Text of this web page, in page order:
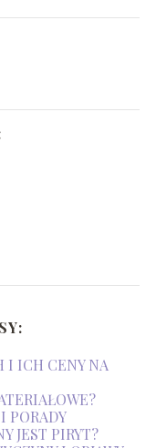
I ICH CENY NA
PORADY
JEST PIRYT?